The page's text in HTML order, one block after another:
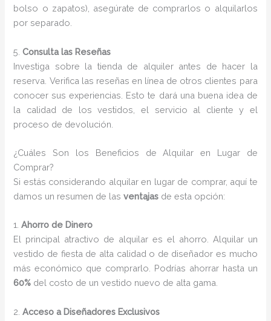
bolso o zapatos), asegúrate de comprarlos o alquilarlos
por separado.
5.Consulta las Reseñas
Investiga sobre la tienda de alquiler antes de hacer la
reserva. Verifica las reseñas en línea de otros clientes para
conocer sus experiencias. Esto te dará una buena idea de
la calidad de los vestidos, el servicio al cliente y el
proceso de devolución.
¿Cuáles Son los Beneficios de Alquilar en Lugar de
Comprar?
Si estás considerando alquilar en lugar de comprar, aquí te
damos un resumen de lasventajas de esta opción:
1.Ahorro de Dinero
El principal atractivo de alquilar es el ahorro. Alquilar un
vestido de fiesta de alta calidad o de diseñador es mucho
más económico que comprarlo. Podrías ahorrar hasta un
60% del costo de un vestido nuevo de alta gama.
2.Acceso a Diseñadores Exclusivos